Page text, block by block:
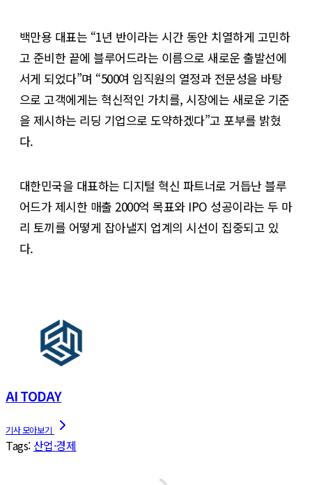
백만용 대표는 “1년 반이라는 시간 동안 치열하게 고민하
고 준비한 끝에 블루어드라는 이름으로 새로운 출발선에
서게 되었다”며 “500여 임직원의 열정과 전문성을 바탕
으로 고객에게는 혁신적인 가치를, 시장에는 새로운 기준
을 제시하는 리딩 기업으로 도약하겠다”고 포부를 밝혔
다.
대한민국을 대표하는 디지털 혁신 파트너로 거듭난 블루
어드가 제시한 매출 2000억 목표와 IPO 성공이라는 두 마
리 토끼를 어떻게 잡아낼지 업계의 시선이 집중되고 있
다.
AI TODAY
Tags: 산업·경제